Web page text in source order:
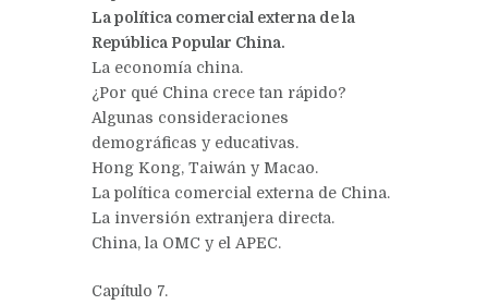
La política comercial externa de la
República Popular China.
La economía china.
¿Por qué China crece tan rápido?
Algunas consideraciones
demográficas y educativas.
Hong Kong, Taiwán y Macao.
La política comercial externa de China.
La inversión extranjera directa.
China, la OMC y el APEC.
Capítulo 7.